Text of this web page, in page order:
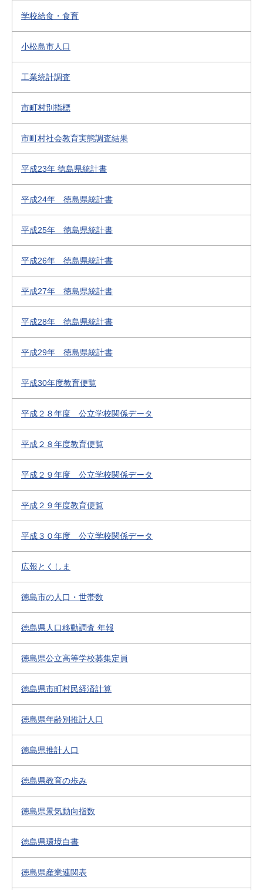
学校給食・食育
小松島市人口
工業統計調査
市町村別指標
市町村社会教育実態調査結果
平成23年 徳島県統計書
平成24年 徳島県統計書
平成25年 徳島県統計書
平成26年 徳島県統計書
平成27年 徳島県統計書
平成28年 徳島県統計書
平成29年 徳島県統計書
平成30年度教育便覧
平成２８年度 公立学校関係データ
平成２８年度教育便覧
平成２９年度 公立学校関係データ
平成２９年度教育便覧
平成３０年度 公立学校関係データ
広報とくしま
徳島市の人口・世帯数
徳島県人口移動調査 年報
徳島県公立高等学校募集定員
徳島県市町村民経済計算
徳島県年齢別推計人口
徳島県推計人口
徳島県教育の歩み
徳島県景気動向指数
徳島県環境白書
徳島県産業連関表